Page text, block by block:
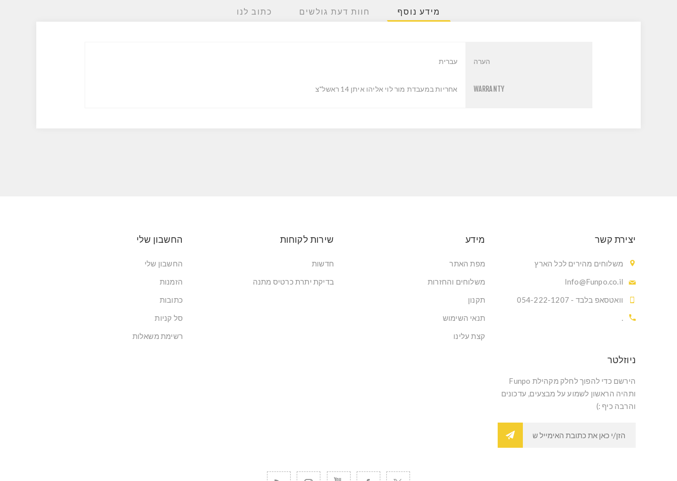
מידע נוסף חוות דעת גולשים כתוב לנו
הערה עברית
WARRANTY אחריות במעבדת מור לוי אליהו איתן 14 ראשל"צ
יצירת קשר
משלוחים מהירים לכל הארץ
Info@Funpo.co.il
וואטסאפ בלבד - 054-222-1207
.
מידע
מפת האתר
משלוחים והחזרות
תקנון
תנאי השימוש
קצת עלינו
שירות לקוחות
חדשות
בדיקת יתרת כרטיס מתנה
החשבון שלי
החשבון שלי
הזמנות
כתובות
סל קניות
רשימת משאלות
ניוזלטר
הירשם כדי להפוך לחלק מקהילת Funpo
ותהיה הראשון לשמוע על מבצעים, עדכונים
והרבה כיף :)